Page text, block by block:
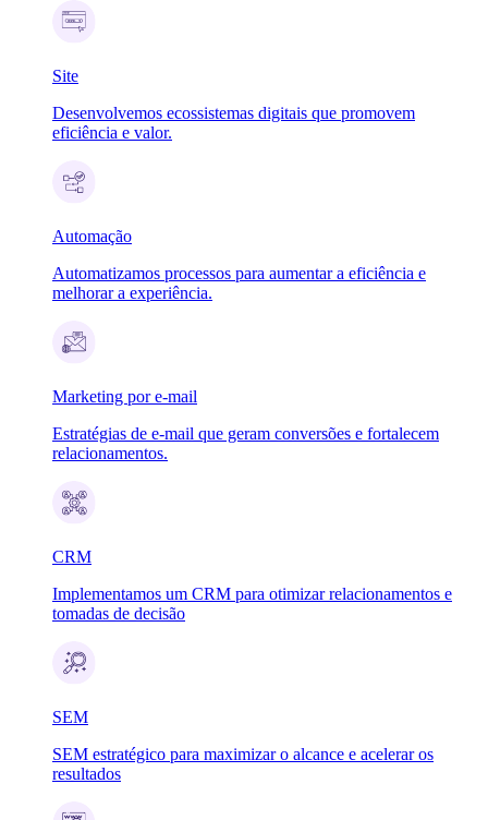
Site
Desenvolvemos ecossistemas digitais que promovem
eficiência e valor.
Automação
Automatizamos processos para aumentar a eficiência e
melhorar a experiência.
Marketing por e-mail
Estratégias de e-mail que geram conversões e fortalecem
relacionamentos.
CRM
Implementamos um CRM para otimizar relacionamentos e
tomadas de decisão
SEM
SEM estratégico para maximizar o alcance e acelerar os
resultados